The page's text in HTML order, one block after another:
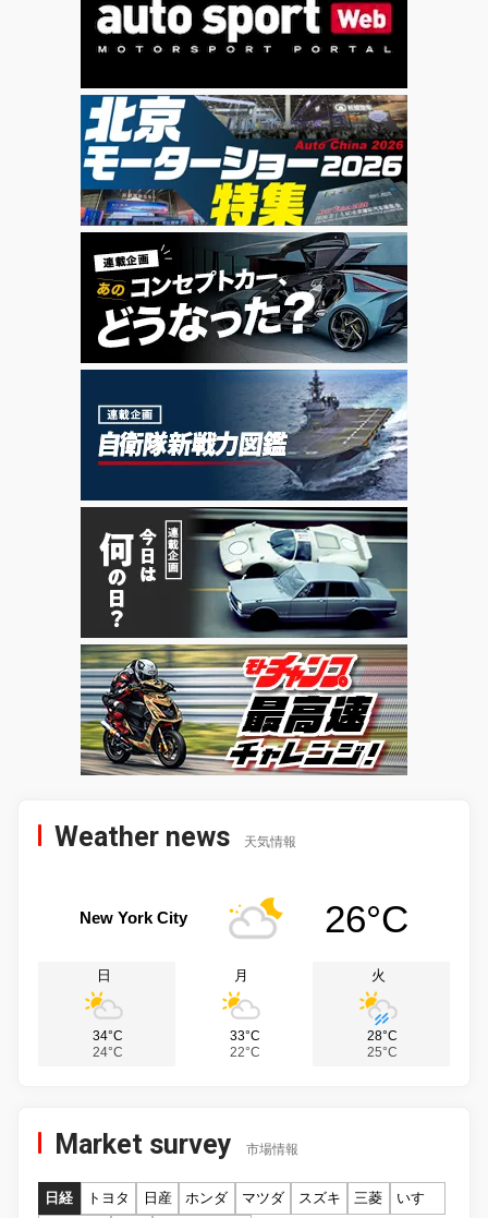
Weather news 天気情報
New York City 26°C
日
34°C
24°C
月
33°C
22°C
火
28°C
25°C
Market survey 市場情報
日経 トヨタ 日産 ホンダ マツダ スズキ 三菱
いすゞ